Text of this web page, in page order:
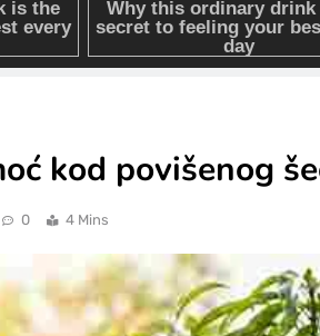
kod povišenog
0 4 Mins